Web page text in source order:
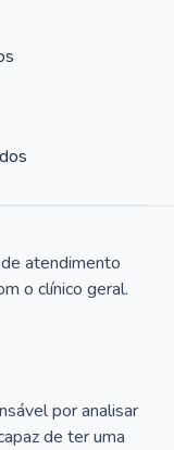
atendimento
o clínico geral.
por analisar
de ter uma